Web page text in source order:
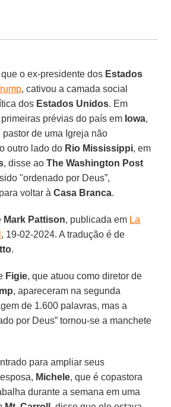
o ex-presidente dos Estados
, cativou a camada social
dos Estados Unidos. Em
prévias do país em Iowa,
pastor de uma Igreja não
outro lado do Rio Mississippi, em
, disse aoThe Washington Post
"ordenado por Deus”,
voltar àCasa Branca.
Mark Pattison, publicada em La
, 19-02-2024. A tradução é de
.
Figie, que atuou como diretor de
, apareceram na segunda
de 1.600 palavras, mas a
por Deus” tornou-se a manchete
para ampliar seus
Michele, que é copastora
durante a semana em uma